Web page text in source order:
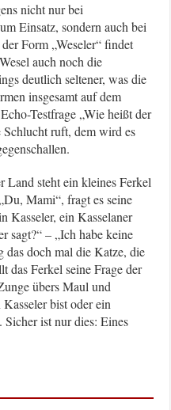
nicht nur bei
Einsatz, sondern auch bei
Form „Weseler“ findet
auch noch die
deutlich seltener, was die
insgesamt auf dem
Testfrage „Wie heißt der
Schlucht ruft, dem wird es
Land steht ein kleines Ferkel
Mami“, fragt es seine
Kasseler, ein Kasselaner
sagt?“ – „Ich habe keine
doch mal die Katze, die
das Ferkel seine Frage der
übers Maul und
bist oder ein
Sicher ist nur dies: Eines